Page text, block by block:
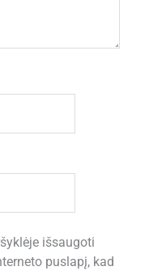
išsaugoti
puslapį, kad